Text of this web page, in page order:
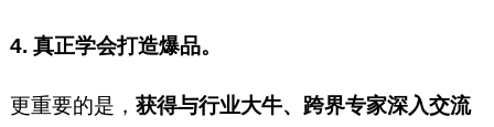
4. 真正学会打造爆品。
更重要的是， 获得与行业大牛、跨界专家深入交流